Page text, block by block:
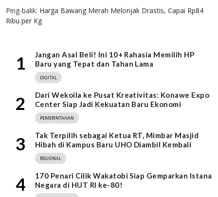
Ping-balik: Harga Bawang Merah Melonjak Drastis, Capai Rp84
Ribu per Kg
1
Jangan Asal Beli! Ini 10+ Rahasia Memilih HP
Baru yang Tepat dan Tahan Lama
DIGITAL
2
Dari Wekoila ke Pusat Kreativitas: Konawe Expo
Center Siap Jadi Kekuatan Baru Ekonomi
PEMERINTAHAN
3
Tak Terpilih sebagai Ketua RT, Mimbar Masjid
Hibah di Kampus Baru UHO Diambil Kembali
REGIONAL
4
170 Penari Cilik Wakatobi Siap Gemparkan Istana
Negara di HUT RI ke-80!